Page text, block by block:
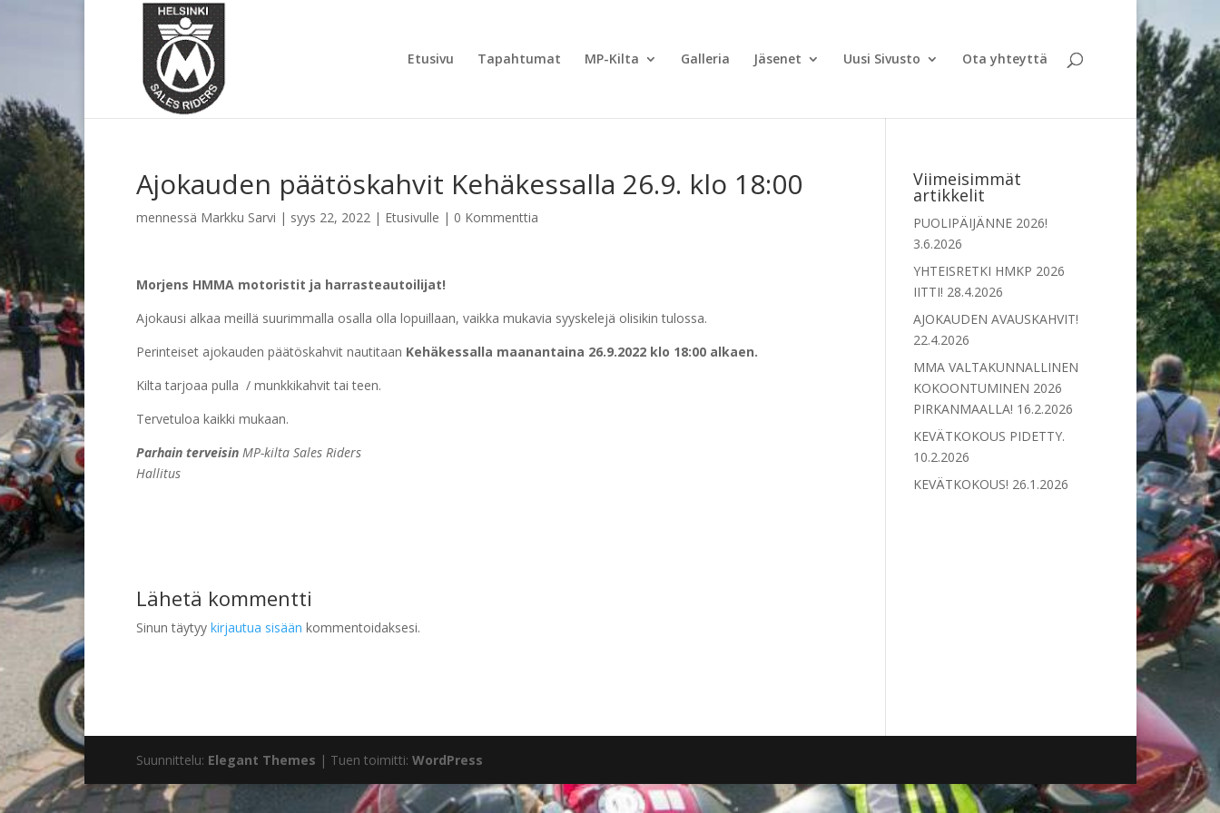
Etusivu Tapahtumat MP-Kilta Galleria Jäsenet Uusi Sivusto Ota yhteyttä
Ajokauden päätöskahvit Kehäkessalla 26.9. klo 18:00
mennessä Markku Sarvi | syys 22, 2022 | Etusivulle | 0 Kommenttia
Morjens HMMA motoristit ja harrasteautoilijat!
Ajokausi alkaa meillä suurimmalla osalla olla lopuillaan, vaikka mukavia syyskelejä olisikin tulossa.
Perinteiset ajokauden päätöskahvit nautitaan Kehäkessalla maanantaina 26.9.2022 klo 18:00 alkaen.
Kilta tarjoaa pulla / munkkikahvit tai teen.
Tervetuloa kaikki mukaan.
Parhain terveisinMP-kilta Sales Riders
Hallitus
Lähetä kommentti
Sinun täytyykirjautua sisään kommentoidaksesi.
Viimeisimmät
artikkelit
PUOLIPÄIJÄNNE 2026!
3.6.2026
YHTEISRETKI HMKP 2026
IITTI! 28.4.2026
AJOKAUDEN AVAUSKAHVIT!
22.4.2026
MMA VALTAKUNNALLINEN
KOKOONTUMINEN 2026
PIRKANMAALLA! 16.2.2026
KEVÄTKOKOUS PIDETTY.
10.2.2026
KEVÄTKOKOUS! 26.1.2026
Suunnittelu: Elegant Themes | Tuen toimitti:WordPress